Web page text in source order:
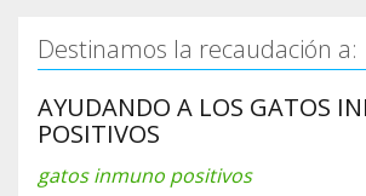
Destinamos la recaudación a:
AYUDANDO A LOS GATOS
POSITIVOS
gatos inmuno positivos